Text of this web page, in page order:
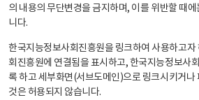
의 내용의 무단변경을 금지하며, 이를 위반할 때
니다.
한국지능정보사회진흥원을 링크하여 사용하고자
회진흥원에 연결됨을 표시하고, 한국지능정보사
록 하고 세부화면(서브도메인)으로 링크시키거나
것은 허용되지 않습니다.